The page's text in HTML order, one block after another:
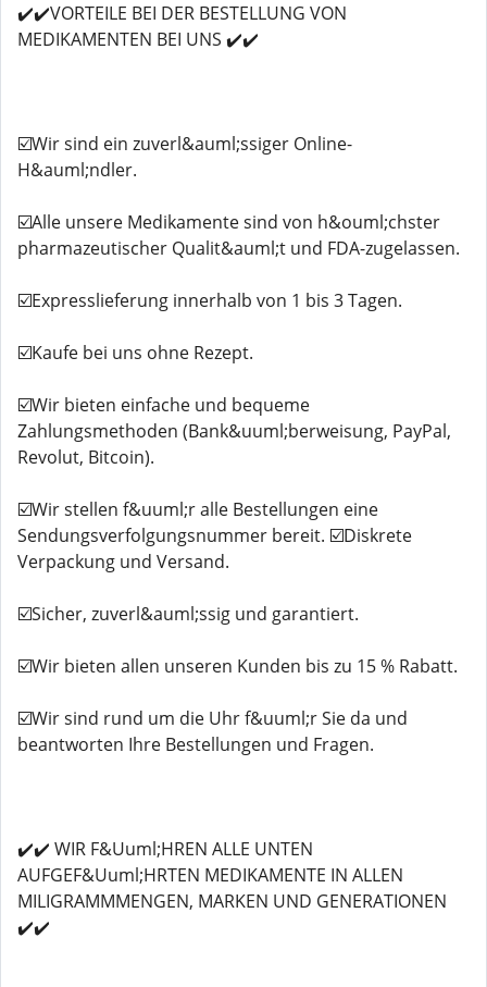
✔️✔️VORTEILE BEI ​​DER BESTELLUNG VON
MEDIKAMENTEN BEI UNS ✔️✔️
☑️Wir sind ein zuverl&auml;ssiger Online-
H&auml;ndler.
☑️Alle unsere Medikamente sind von h&ouml;chster
pharmazeutischer Qualit&auml;t und FDA-zugelassen.
☑️Expresslieferung innerhalb von 1 bis 3 Tagen.
☑️Kaufe bei uns ohne Rezept.
☑️Wir bieten einfache und bequeme
Zahlungsmethoden (Bank&uuml;berweisung, PayPal,
Revolut, Bitcoin).
☑️Wir stellen f&uuml;r alle Bestellungen eine
Sendungsverfolgungsnummer bereit. ☑️Diskrete
Verpackung und Versand.
☑️Sicher, zuverl&auml;ssig und garantiert.
☑️Wir bieten allen unseren Kunden bis zu 15 % Rabatt.
☑️Wir sind rund um die Uhr f&uuml;r Sie da und
beantworten Ihre Bestellungen und Fragen.
✔️✔️ WIR F&Uuml;HREN ALLE UNTEN
AUFGEF&Uuml;HRTEN MEDIKAMENTE IN ALLEN
MILIGRAMMMENGEN, MARKEN UND GENERATIONEN
✔️✔️